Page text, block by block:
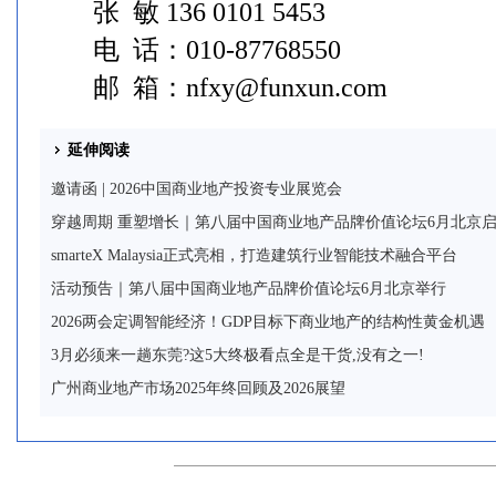
张 敏 136 0101 5453
电 话：010-87768550
邮 箱： nfxy@funxun.com
延伸阅读
邀请函 | 2026中国商业地产投资专业展览会
穿越周期 重塑增长｜第八届中国商业地产品牌价值论坛6月北京
smarteX Malaysia正式亮相，打造建筑行业智能技术融合平台
活动预告｜第八届中国商业地产品牌价值论坛6月北京举行
2026两会定调智能经济！GDP目标下商业地产的结构性黄金机遇
3月必须来一趟东莞?这5大终极看点全是干货,没有之一!
广州商业地产市场2025年终回顾及2026展望